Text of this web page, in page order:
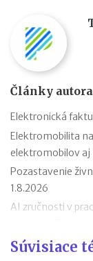
Články autora
Elektronická
Elektromobilita
elektromobilov aj
Pozastavenie
1.8.2026
AI zručnosti v
Návrat z
Súvisiace